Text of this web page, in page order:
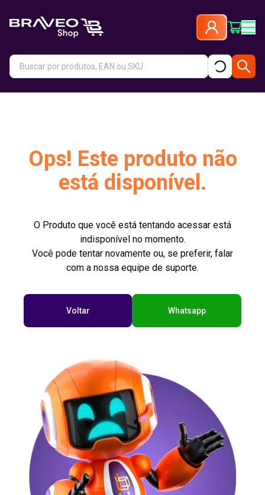
Ops! Este produto não
está disponível.
O Produto que você está tentando acessar está
indisponível no momento.
Você pode tentar novamente ou, se preferir, falar
com a nossa equipe de suporte.
Voltar Whatsapp